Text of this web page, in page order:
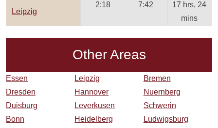
Leipzig
2:18 7:42
17 hrs, 24
mins
Other Areas
Essen Leipzig
Bremen
Dresden
Hannover
Nuernberg
Duisburg
Leverkusen
Schwerin
Bonn
Heidelberg
Ludwigsburg